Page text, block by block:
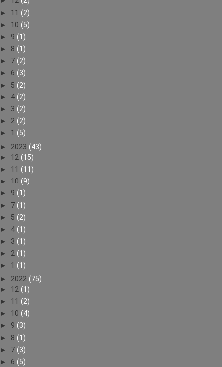
► 11 (2)
► 10 (5)
► 9 (1)
► 8 (1)
► 7 (2)
► 6 (3)
► 5 (2)
► 4 (2)
► 3 (2)
► 2 (2)
► 1 (5)
► 2023 (43)
► 12 (15)
► 11 (11)
► 10 (9)
► 9 (1)
► 7 (1)
► 5 (2)
► 4 (1)
► 3 (1)
► 2 (1)
► 1 (1)
► 2022 (75)
► 12 (1)
► 11 (2)
► 10 (4)
► 9 (3)
► 8 (1)
► 7 (3)
► 6 (5)